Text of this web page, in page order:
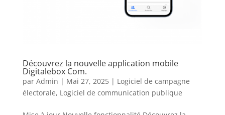
Découvrez la nouvelle application mobile
Digitalebox Com.
par Admin | Mai 27, 2025| Logiciel de campagne
électorale, Logiciel de communication publique